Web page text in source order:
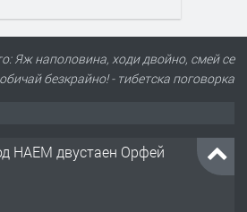
Яж наполовина, ходи двойно, смей се
безкрайно! - тибетска поговорка
НАЕМ двустаен Орфей